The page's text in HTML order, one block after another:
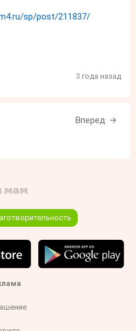
sp/post/211837/
3 года назад
Вперед